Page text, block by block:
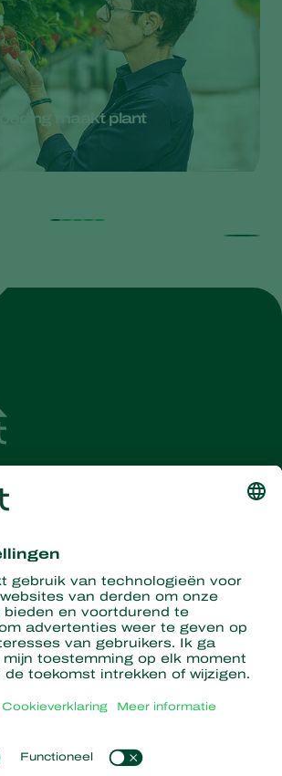
maakt plant
laatste nieuws en
Hier aanmelden